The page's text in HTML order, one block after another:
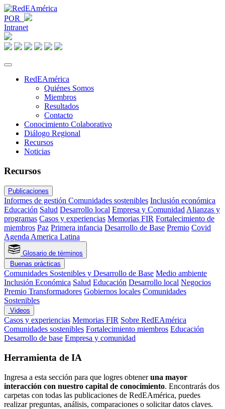
POR
Intranet
RedEAmérica
Quiénes Somos
Miembros
Resultados
Contacto
Conocimiento Colaborativo
Diálogo Regional
Recursos
Noticias
Recursos
Publicaciones
Informes de gestión Comunidades sostenibles Inclusión económica
Educación Salud Desarrollo local Empresa y ComunidadAlianzas y
programas Casos y experiencias Memorias FIR Fortalecimiento de
miembros Paz Primera infancia Desarrollo de Base Premio Covid
Agenda America Latina
Glosario de términos
Buenas prácticas
Comunidades Sostenibles y Desarrollo de Base Medio ambiente
Inclusión Económica Salud Educación Desarrollo local Negocios
Premio Transformadores Gobiernos locales Comunidades
Sostenibles
Videos
Casos y experiencias Memorias FIR Sobre RedEAmérica
Comunidades sostenibles Fortalecimiento miembros Educación
Desarrollo de base Empresa y comunidad
Herramienta de IA
Ingresa a esta sección para que logres obteneruna mayor
interacción con nuestro capital de conocimiento. Encontrarás dos
carpetas con todas las publicaciones de RedEAmérica, puedes
realizar preguntas, análisis, comparaciones o solicitar datos claves.